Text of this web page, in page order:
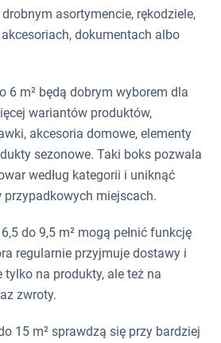
asortymencie, rękodziele,
dokumentach albo
6 m² będą dobrym wyborem dla
wariantów produktów,
akcesoria domowe, elementy
sezonowe. Taki boks pozwala
według kategorii i uniknąć
miejscach.
do 9,5 m² mogą pełnić funkcję
regularnie przyjmuje dostawy i
na produkty, ale też na
zwroty.
15 m² sprawdzą się przy bardziej